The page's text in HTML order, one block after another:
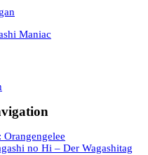
Maniac
Orangengelee
no Hi – Der Wagashitag